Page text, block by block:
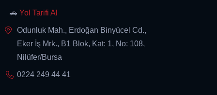
🚗 Yol Tarifi Al
Odunluk Mah., Erdoğan Binyücel Cd.,
Eker İş Mrk., B1 Blok, Kat: 1, No: 108,
Nilüfer/Bursa
0224 249 44 41